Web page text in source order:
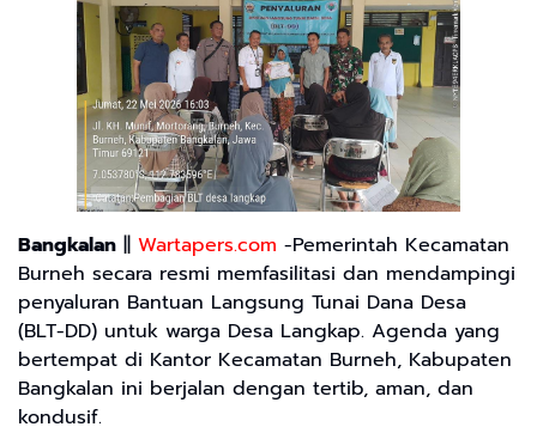
Bangkalan || Wartapers.com -Pemerintah Kecamatan
Burneh secara resmi memfasilitasi dan mendampingi
penyaluran Bantuan Langsung Tunai Dana Desa
(BLT-DD) untuk warga Desa Langkap. Agenda yang
bertempat di Kantor Kecamatan Burneh, Kabupaten
Bangkalan ini berjalan dengan tertib, aman, dan
kondusif.